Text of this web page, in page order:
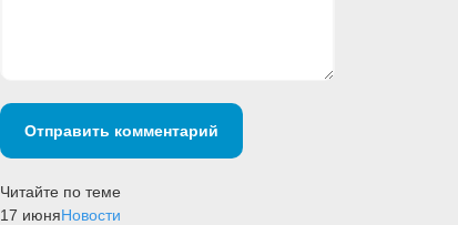
Отправить комментарий
Читайте по теме
17 июняНовости